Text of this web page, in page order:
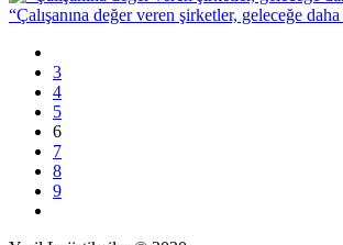
“Çalışanına değer veren şirketler, geleceğe
3
4
5
6
7
8
9